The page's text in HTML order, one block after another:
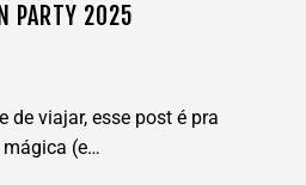
PARTY 2025
de viajar, esse post é pra
(e…